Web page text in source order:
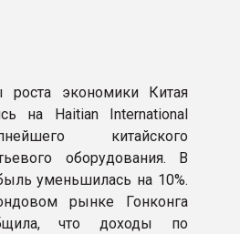
экономики Китая
на Haitian International
китайского
оборудования. В
уменьшилась на 10%.
рынке Гонконга
что доходы по